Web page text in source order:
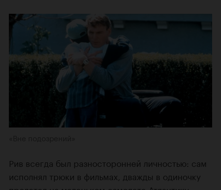
Рив всегда был разносторонней личностью: сам
исполнял трюки в фильмах, дважды в одиночку